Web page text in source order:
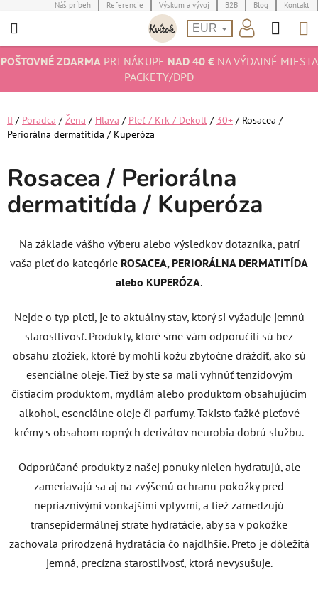
na
Náš príbeh Referencie Výskum a vývoj B2B Blog Kontakt
EUR
POŠTOVNÉ ZDARMAPRI NÁKUPE NAD 40 €NA VÝDAJNÉ MIESTA
PACKETY/DPD
Domov
/ Poradca / Žena / Hlava / Pleť / Krk / Dekolt / 30+ / Rosacea /
Periorálna dermatitída / Kuperóza
Rosacea / Periorálna
dermatitída / Kuperóza
Na základe vášho výberu alebo výsledkov dotazníka, patrí
vaša pleť do kategórie ROSACEA, PERIORÁLNA DERMATITÍDA
alebo KUPERÓZA.
Nejde o typ pleti, je to aktuálny stav, ktorý si vyžaduje jemnú
starostlivosť. Produkty, ktoré sme vám odporučili sú bez
obsahu zložiek, ktoré by mohli kožu zbytočne dráždiť, ako sú
esenciálne oleje. Tiež by ste sa mali vyhnúť tenzidovým
čistiacim produktom, mydlám alebo produktom obsahujúcim
alkohol, esenciálne oleje či parfumy. Takisto ťažké pleťové
krémy s obsahom ropných derivátov neurobia dobrú službu.
Odporúčané produkty z našej ponuky nielen hydratujú, ale
zameriavajú sa aj na zvýšenú ochranu pokožky pred
nepriaznivými vonkajšími vplyvmi, a tiež zamedzujú
transepidermálnej strate hydratácie, aby sa v pokožke
zachovala prirodzená hydratácia čo najdlhšie. Preto je dôležitá
jemná, precízna starostlivosť, ktorá nevysušuje.